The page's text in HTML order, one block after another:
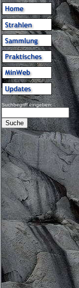
Suchbegriff eingeben: